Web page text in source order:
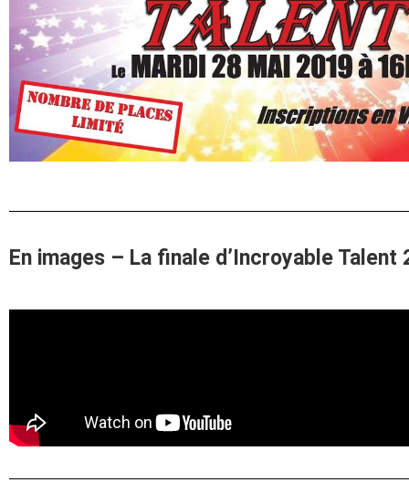
En images – La finale d’Incroyable Talent